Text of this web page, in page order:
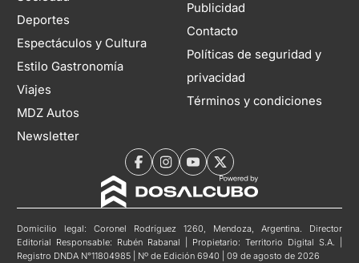
Deportes
Espectáculos y Cultura
Estilo Gastronomía
Viajes
MDZ Autos
Newsletter
Publicidad
Contacto
Políticas de seguridad y
privacidad
Términos y condiciones
Domicilio legal: Coronel Rodríguez 1260, Mendoza, Argentina. Director
Editorial Responsable: Rubén Rabanal | Propietario: Territorio Digital S.A. |
Registro DNDA N°11804985 | Nº de Edición 6940 | 09 de agosto de 2026